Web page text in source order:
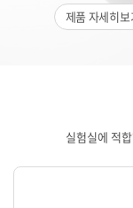
제품 자세히보
실험실에 적